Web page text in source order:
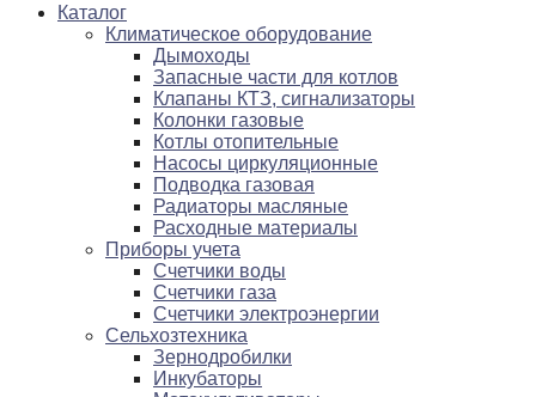
Каталог
Климатическое оборудование
Дымоходы
Запасные части для котлов
Клапаны КТЗ, сигнализаторы
Колонки газовые
Котлы отопительные
Насосы циркуляционные
Подводка газовая
Радиаторы масляные
Расходные материалы
Приборы учета
Счетчики воды
Счетчики газа
Счетчики электроэнергии
Сельхозтехника
Зернодробилки
Инкубаторы